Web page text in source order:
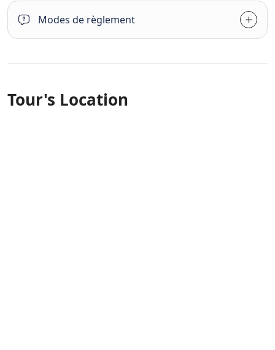
Modes de règlement
Tour's Location